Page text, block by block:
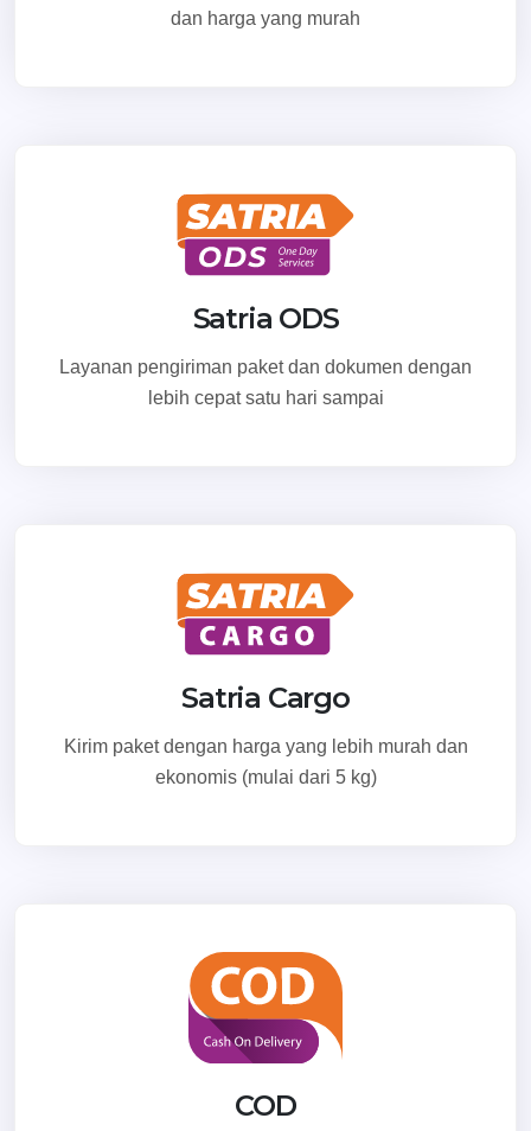
dan harga yang murah
Satria ODS
Layanan pengiriman paket dan dokumen dengan
lebih cepat satu hari sampai
Satria Cargo
Kirim paket dengan harga yang lebih murah dan
ekonomis (mulai dari 5 kg)
COD